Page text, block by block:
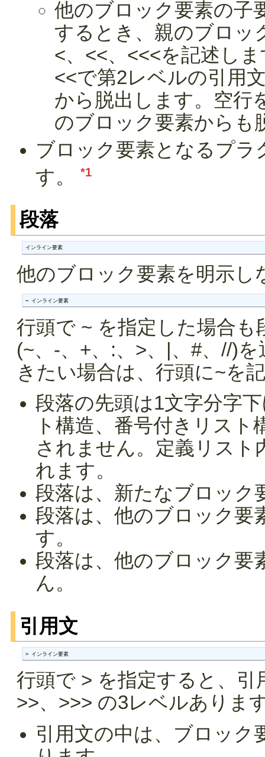
他のブロック要素の子
するとき、親のブロッ
<、<<、<<<を記述し
<<で第2レベルの引用
から脱出します。空行
のブロック要素からも
ブロック要素となるプ
す。
*1
段落
インライン要素
他のブロック要素を明示し
~ インライン要素
行頭で ~ を指定した場合
(~、-、+、:、>、|、#、//)
きたい場合は、行頭に~を
段落の先頭は1文字分字
ト構造、番号付きリス
されません。定義リスト
れます。
段落は、新たなブロック
段落は、他のブロック要
す。
段落は、他のブロック要
ん。
引用文
> インライン要素
行頭で > を指定すると、
>>、>>> の3レベルありま
引用文の中は、ブロック